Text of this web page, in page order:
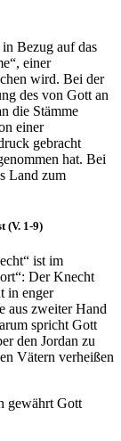
Bezug auf das
einer
wird. Bei der
des von Gott an
die Stämme
einer
gebracht
hat. Bei
Land zum
(V. 1-9)
ist im
Der Knecht
in enger
aus zweiter Hand
spricht Gott
den Jordan zu
Vätern verheißen
gewährt Gott